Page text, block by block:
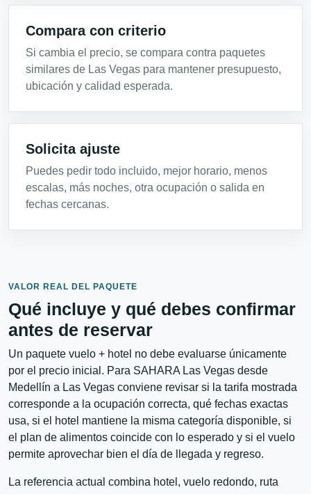
Compara con criterio
Si cambia el precio, se compara contra paquetes
similares de Las Vegas para mantener presupuesto,
ubicación y calidad esperada.
Solicita ajuste
Puedes pedir todo incluido, mejor horario, menos
escalas, más noches, otra ocupación o salida en
fechas cercanas.
VALOR REAL DEL PAQUETE
Qué incluye y qué debes confirmar
antes de reservar
Un paquete vuelo + hotel no debe evaluarse únicamente
por el precio inicial. Para SAHARA Las Vegas desde
Medellín a Las Vegas conviene revisar si la tarifa mostrada
corresponde a la ocupación correcta, qué fechas exactas
usa, si el hotel mantiene la misma categoría disponible, si
el plan de alimentos coincide con lo esperado y si el vuelo
permite aprovechar bien el día de llegada y regreso.
La referencia actual combina hotel, vuelo redondo, ruta